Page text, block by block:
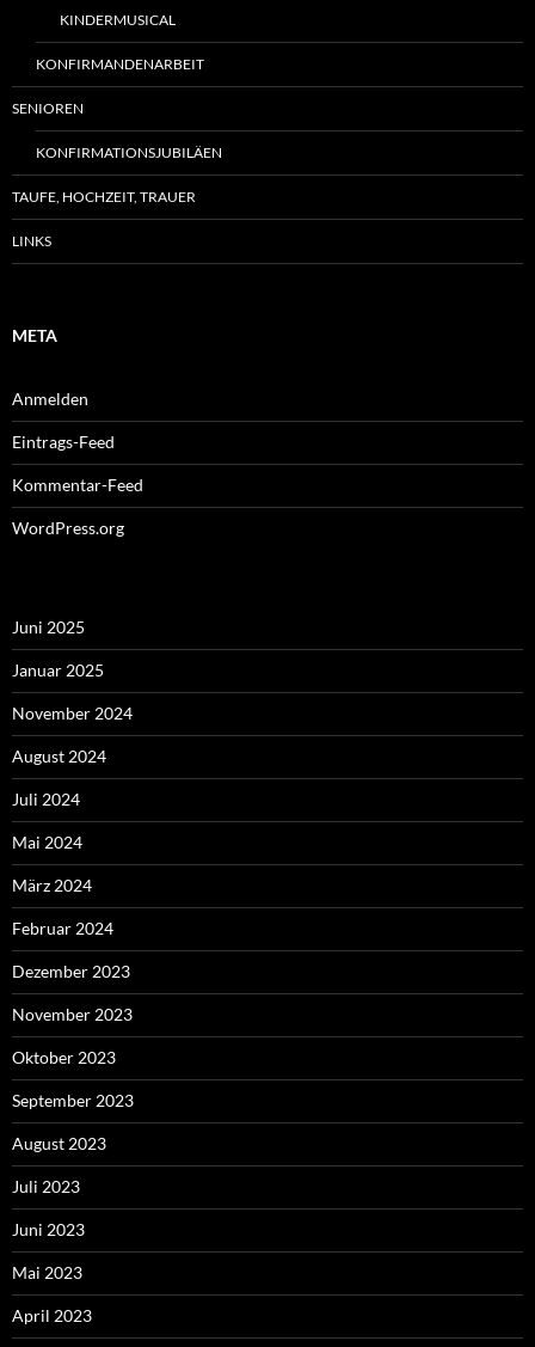
KINDERMUSICAL
KONFIRMANDENARBEIT
SENIOREN
KONFIRMATIONSJUBILÄEN
TAUFE, HOCHZEIT, TRAUER
LINKS
META
Anmelden
Eintrags-Feed
Kommentar-Feed
WordPress.org
Juni 2025
Januar 2025
November 2024
August 2024
Juli 2024
Mai 2024
März 2024
Februar 2024
Dezember 2023
November 2023
Oktober 2023
September 2023
August 2023
Juli 2023
Juni 2023
Mai 2023
April 2023